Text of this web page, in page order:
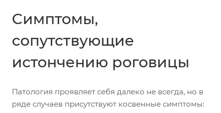
Симптомы,
сопутствующие
истончению роговицы
Патология проявляет себя далеко не всегда, но в
ряде случаев присутствуют косвенные симптомы: